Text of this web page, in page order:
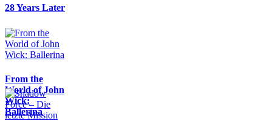
28 Years Later
From the
World of John
Wick:
Ballerina